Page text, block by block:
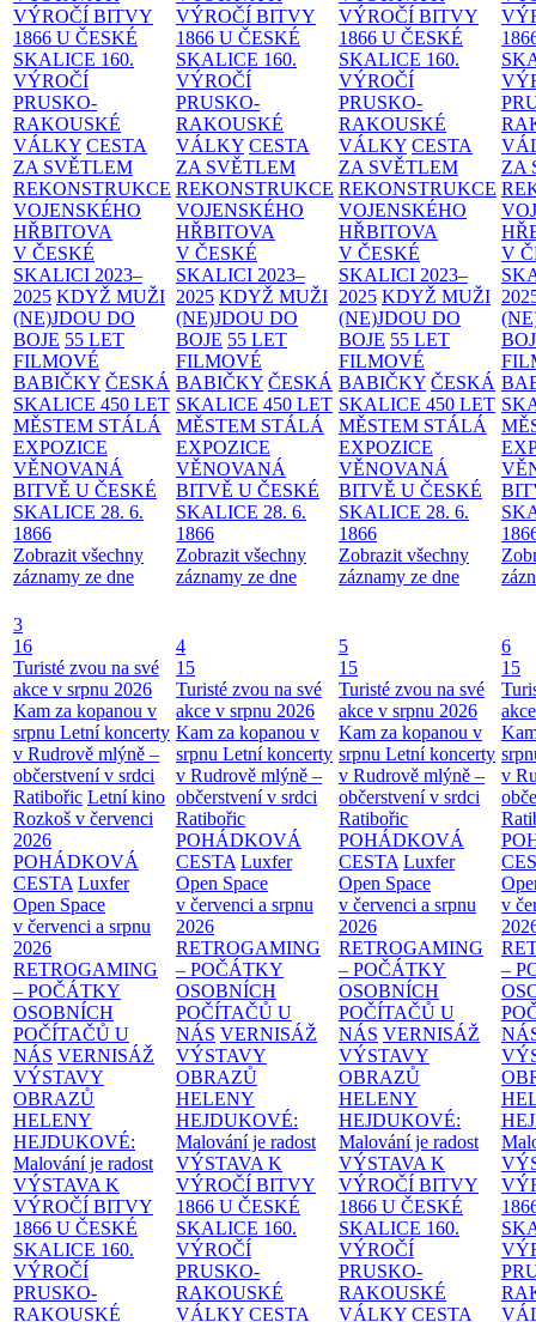
VÝROČÍ BITVY
1866 U ČESKÉ
SKALICE 160.
VÝROČÍ
PRUSKO-
RAKOUSKÉ
VÁLKY CESTA
ZA SVĚTLEM
REKONSTRUKCE
VOJENSKÉHO
HŘBITOVA
V ČESKÉ
SKALICI 2023–
2025 KDYŽ MUŽI
(NE)JDOU DO
BOJE 55 LET
FILMOVÉ
BABIČKY ČESKÁ
SKALICE 450 LET
MĚSTEM STÁLÁ
EXPOZICE
VĚNOVANÁ
BITVĚ U ČESKÉ
SKALICE 28. 6.
1866
Zobrazit všechny
záznamy ze dne
VÝROČÍ BITVY
1866 U ČESKÉ
SKALICE 160.
VÝROČÍ
PRUSKO-
RAKOUSKÉ
VÁLKY CESTA
ZA SVĚTLEM
REKONSTRUKCE
VOJENSKÉHO
HŘBITOVA
V ČESKÉ
SKALICI 2023–
2025 KDYŽ MUŽI
(NE)JDOU DO
BOJE 55 LET
FILMOVÉ
BABIČKY ČESKÁ
SKALICE 450 LET
MĚSTEM STÁLÁ
EXPOZICE
VĚNOVANÁ
BITVĚ U ČESKÉ
SKALICE 28. 6.
1866
Zobrazit všechny
záznamy ze dne
VÝROČÍ BITVY
1866 U ČESKÉ
SKALICE 160.
VÝROČÍ
PRUSKO-
RAKOUSKÉ
VÁLKY CESTA
ZA SVĚTLEM
REKONSTRUKCE
VOJENSKÉHO
HŘBITOVA
V ČESKÉ
SKALICI 2023–
2025 KDYŽ MUŽI
(NE)JDOU DO
BOJE 55 LET
FILMOVÉ
BABIČKY ČESKÁ
SKALICE 450 LET
MĚSTEM STÁLÁ
EXPOZICE
VĚNOVANÁ
BITVĚ U ČESKÉ
SKALICE 28. 6.
1866
Zobrazit všechny
záznamy ze dne
ZA
V
3
16
Turisté zvou na své
akce v srpnu 2026
Kam za kopanou v
srpnu Letní koncerty
v Rudrově mlýně –
občerstvení v srdci
Ratibořic Letní kino
Rozkoš v červenci
2026
POHÁDKOVÁ
CESTA Luxfer
Open Space
v červenci a srpnu
2026
RETROGAMING
– POČÁTKY
OSOBNÍCH
POČÍTAČŮ U
NÁS VERNISÁŽ
VÝSTAVY
OBRAZŮ
HELENY
HEJDUKOVÉ:
Malování je radost
VÝSTAVA K
VÝROČÍ BITVY
1866 U ČESKÉ
SKALICE 160.
VÝROČÍ
PRUSKO-
RAKOUSKÉ
4
15
Turisté zvou na své
akce v srpnu 2026
Kam za kopanou v
srpnu Letní koncerty
v Rudrově mlýně –
občerstvení v srdci
Ratibořic
POHÁDKOVÁ
CESTA Luxfer
Open Space
v červenci a srpnu
2026
RETROGAMING
– POČÁTKY
OSOBNÍCH
POČÍTAČŮ U
NÁS VERNISÁŽ
VÝSTAVY
OBRAZŮ
HELENY
HEJDUKOVÉ:
Malování je radost
VÝSTAVA K
VÝROČÍ BITVY
1866 U ČESKÉ
SKALICE 160.
VÝROČÍ
PRUSKO-
RAKOUSKÉ
VÁLKY CESTA
5
15
Turisté zvou na své
akce v srpnu 2026
Kam za kopanou v
srpnu Letní koncerty
v Rudrově mlýně –
občerstvení v srdci
Ratibořic
POHÁDKOVÁ
CESTA Luxfer
Open Space
v červenci a srpnu
2026
RETROGAMING
– POČÁTKY
OSOBNÍCH
POČÍTAČŮ U
NÁS VERNISÁŽ
VÝSTAVY
OBRAZŮ
HELENY
HEJDUKOVÉ:
Malování je radost
VÝSTAVA K
VÝROČÍ BITVY
1866 U ČESKÉ
SKALICE 160.
VÝROČÍ
PRUSKO-
RAKOUSKÉ
VÁLKY CESTA
6
15
v
v
–